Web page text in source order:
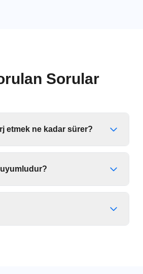
Sorular
etmek ne kadar sürer?